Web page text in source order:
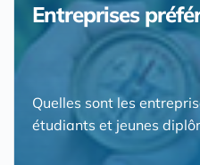
Entreprises
Quelles sont les
étudiants et jeunes